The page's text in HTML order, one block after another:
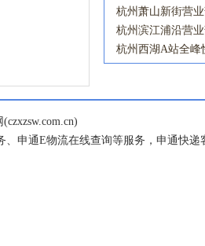
杭州萧山新街营
杭州滨江浦沿营
杭州西湖A站全峰
申通E物流在线查询等服务，申通快递